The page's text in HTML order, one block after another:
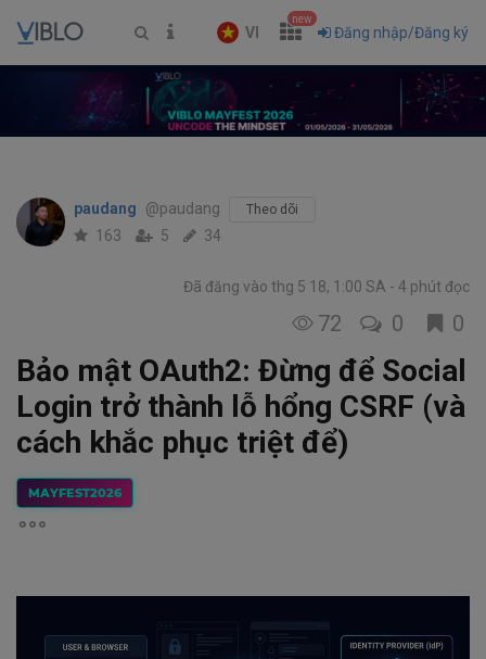
VI
new
Đăng nhập/Đăng ký
paudang @paudang Theo dõi
163 5 34
Đã đăng vào thg 5 18, 1:00 SA 4 phút đọc
72 0 0
Bảo mật OAuth2: Đừng để Social
Login trở thành lỗ hổng CSRF (và
cách khắc phục triệt để)
MAYFEST2026